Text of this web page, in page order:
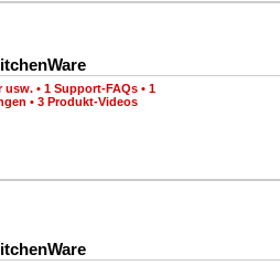
usw. • 1 Support-FAQs • 1
• 3 Produkt-Videos